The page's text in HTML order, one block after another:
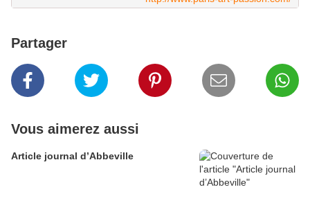
Partager
Vous aimerez aussi
Article journal d’Abbeville